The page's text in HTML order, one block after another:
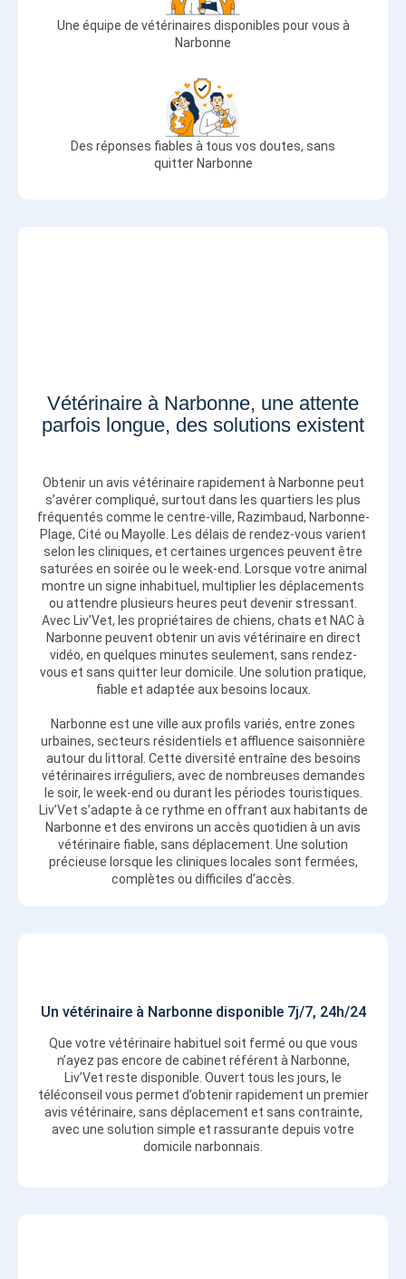
Une équipe de vétérinaires disponibles pour vous à
Narbonne
Des réponses fiables à tous vos doutes, sans
quitter Narbonne
Vétérinaire à Narbonne, une attente
parfois longue, des solutions existent
Obtenir un avis vétérinaire rapidement à Narbonne peut
s’avérer compliqué, surtout dans les quartiers les plus
fréquentés comme le centre-ville, Razimbaud, Narbonne-
Plage, Cité ou Mayolle. Les délais de rendez-vous varient
selon les cliniques, et certaines urgences peuvent être
saturées en soirée ou le week-end. Lorsque votre animal
montre un signe inhabituel, multiplier les déplacements
ou attendre plusieurs heures peut devenir stressant.
Avec Liv’Vet, les propriétaires de chiens, chats et NAC à
Narbonne peuvent obtenir un avis vétérinaire en direct
vidéo, en quelques minutes seulement, sans rendez-
vous et sans quitter leur domicile. Une solution pratique,
fiable et adaptée aux besoins locaux.
Narbonne est une ville aux profils variés, entre zones
urbaines, secteurs résidentiels et affluence saisonnière
autour du littoral. Cette diversité entraîne des besoins
vétérinaires irréguliers, avec de nombreuses demandes
le soir, le week-end ou durant les périodes touristiques.
Liv’Vet s’adapte à ce rythme en offrant aux habitants de
Narbonne et des environs un accès quotidien à un avis
vétérinaire fiable, sans déplacement. Une solution
précieuse lorsque les cliniques locales sont fermées,
complètes ou difficiles d’accès.
Un vétérinaire à Narbonne disponible 7j/7, 24h/24
Que votre vétérinaire habituel soit fermé ou que vous
n’ayez pas encore de cabinet référent à Narbonne,
Liv’Vet reste disponible. Ouvert tous les jours, le
téléconseil vous permet d’obtenir rapidement un premier
avis vétérinaire, sans déplacement et sans contrainte,
avec une solution simple et rassurante depuis votre
domicile narbonnais.